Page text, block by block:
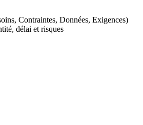
Contraintes, Données, Exigences)
délai et risques